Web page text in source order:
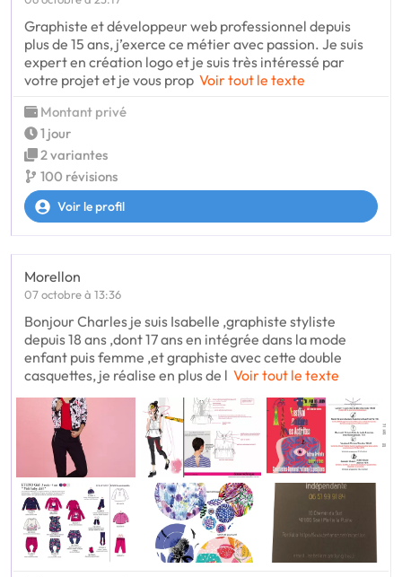
Graphiste et développeur web professionnel depuis
plus de 15 ans, j’exerce ce métier avec passion. Je suis
expert en création logo et je suis très intéressé par
votre projet et je vous prop Voir tout le texte
Montant privé
1 jour
2 variantes
100 révisions
Voir le profil
Morellon
07 octobre à 13:36
Bonjour Charles je suis Isabelle ,graphiste styliste
depuis 18 ans ,dont 17 ans en intégrée dans la mode
enfant puis femme ,et graphiste avec cette double
casquettes, je réalise en plus de l Voir tout le texte